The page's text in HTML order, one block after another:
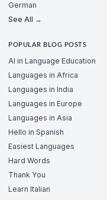
German
See All →
POPULAR BLOG POSTS
AI in Language Education
Languages in Africa
Languages in India
Languages in Europe
Languages in Asia
Hello in Spanish
Easiest Languages
Hard Words
Thank You
Learn Italian